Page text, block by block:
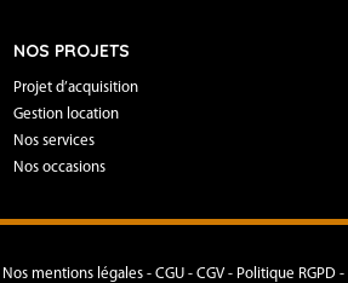
NOS PROJETS
Projet d’acquisition
Gestion location
Nos services
Nos occasions
Nos mentions légales - CGU - CGV - Politique RGPD -